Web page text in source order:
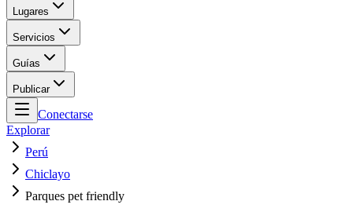
Lugares
Servicios
Guías
Publicar
Conectarse
Explorar
Perú
Chiclayo
Parques pet friendly